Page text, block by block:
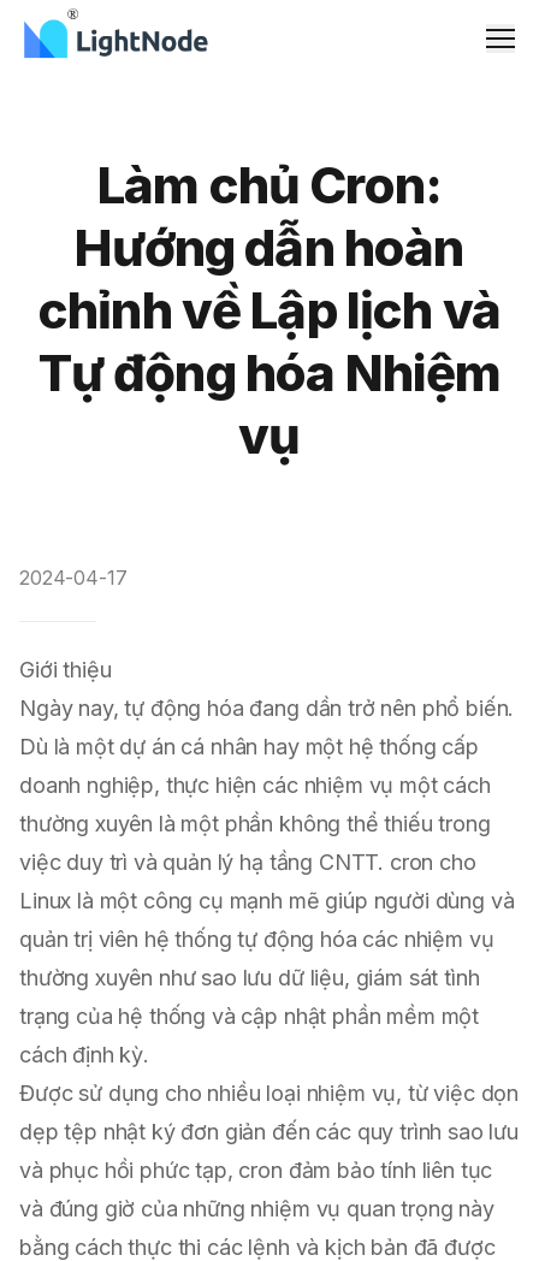
Làm chủ Cron:
Hướng dẫn hoàn
chỉnh về Lập lịch và
Tự động hóa Nhiệm
vụ
2024-04-17
Giới thiệu
Ngày nay, tự động hóa đang dần trở nên phổ biến.
Dù là một dự án cá nhân hay một hệ thống cấp
doanh nghiệp, thực hiện các nhiệm vụ một cách
thường xuyên là một phần không thể thiếu trong
việc duy trì và quản lý hạ tầng CNTT. cron cho
Linux là một công cụ mạnh mẽ giúp người dùng và
quản trị viên hệ thống tự động hóa các nhiệm vụ
thường xuyên như sao lưu dữ liệu, giám sát tình
trạng của hệ thống và cập nhật phần mềm một
cách định kỳ.
Được sử dụng cho nhiều loại nhiệm vụ, từ việc dọn
dẹp tệp nhật ký đơn giản đến các quy trình sao lưu
và phục hồi phức tạp, cron đảm bảo tính liên tục
và đúng giờ của những nhiệm vụ quan trọng này
bằng cách thực thi các lệnh và kịch bản đã được